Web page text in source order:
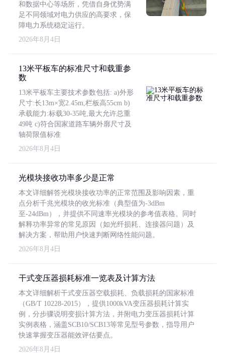
和数据中心等场所，凭借自身优势满
足不同领域对电力供应的高要求，保
障电力系统稳定运行。
2026年8月4日
13米平板车的标准尺寸和载重参
数
13米平板车主要技术参数包括: a)外形
尺寸:长13m×宽2.45m,栏板高55cm b)
承载能力:标载30-35吨,最大允许总重
49吨 c)符合国家道路车辆外廓尺寸及
轴荷限值标准
2026年8月4日
光模块接收功率多少是正常
本文详细解答光模块接收功率的正常范围及影响因素，重
点分析千兆光模块的收光标准（典型值为-3dBm
至-24dBm），并提供不同速率光模块的参考值表格。同时
解释功率异常的常见原因（如光纤损耗、连接器问题）及
解决方案，帮助用户快速判断网络性能问题。
2026年8月4日
干式变压器损耗标准一览表及计算方法
本文详细解析干式变压器空载损耗、负载损耗的国家标准
（GB/T 10228-2015），提供1000kVA变压器损耗计算实
例，分步骤说明变损计算方法，并附电力变压器损耗计算
实例表格，涵盖SCB10/SCB13等常见型号参数，指导用户
快速掌握变压器能效评估要点。
2026年8月4日